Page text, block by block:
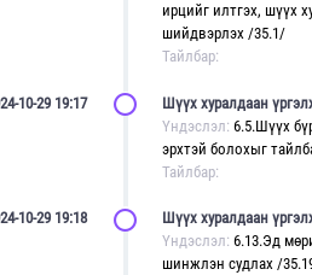
ирцийг илтгэх, шүүх
шийдвэрлэх /35.1/
Тайлбар:
10-29 19:17
Шүүх хуралдаан
Үндэслэл: 6.5.Шүүх
эрхтэй болохыг
Тайлбар:
10-29 19:18
Шүүх хуралдаан
Үндэслэл: 6.13.Эд
шинжлэн судлах /